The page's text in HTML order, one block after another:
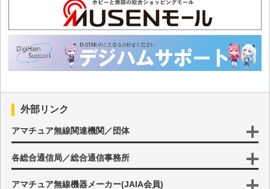
第12回 レーザー光線を用いた光通信実験(改良編)
第11回 三端子レギュレーターを使った1.2～15V/3A定電圧電源
の製作
第10回 アクティブBPFのアマチュア無線への応用 (その2)
第8回 ウイーンブリッジ発振回路を使った雨検知器
外部リンク
アマチュア無線関連機関／団体
各総合通信局／総合通信事務所
アマチュア無線機器メーカー(JAIA会員)